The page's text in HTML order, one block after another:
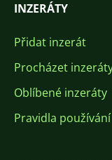
INZERÁTY
Přidat inzerát
Procházet
Oblíbené inzeráty
Pravidla používání